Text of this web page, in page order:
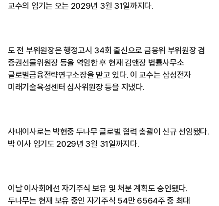
교수의 임기는 오는 2029년 3월 31일까지다.
도 전 부위원장은 행정고시 34회 출신으로 금융위 부위원장 겸
증권선물위원장 등을 역임한 후 현재 김앤장 법률사무소
글로벌금융전략연구소장을 맡고 있다. 이 교수는 삼성전자
미래기술육성센터 심사위원장 등을 지냈다.
사내이사로는 박현중 두나무 글로벌 협력 총괄이 신규 선임됐다.
박 이사 임기도 2029년 3월 31일까지다.
이날 이사회에선 자기주식 보유 및 처분 계획도 승인됐다.
두나무는 현재 보유 중인 자기주식 54만 6564주 중 최대